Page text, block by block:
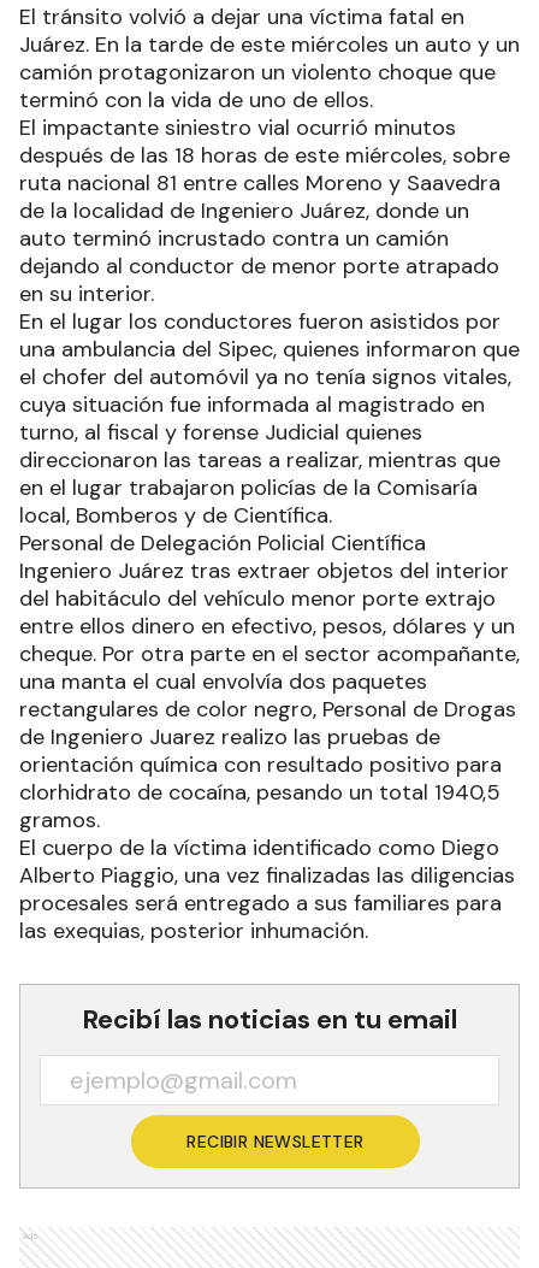
El tránsito volvió a dejar una víctima fatal en
Juárez. En la tarde de este miércoles un auto y un
camión protagonizaron un violento choque que
terminó con la vida de uno de ellos.
El impactante siniestro vial ocurrió minutos
después de las 18 horas de este miércoles, sobre
ruta nacional 81 entre calles Moreno y Saavedra
de la localidad de Ingeniero Juárez, donde un
auto terminó incrustado contra un camión
dejando al conductor de menor porte atrapado
en su interior.
En el lugar los conductores fueron asistidos por
una ambulancia del Sipec, quienes informaron que
el chofer del automóvil ya no tenía signos vitales,
cuya situación fue informada al magistrado en
turno, al fiscal y forense Judicial quienes
direccionaron las tareas a realizar, mientras que
en el lugar trabajaron policías de la Comisaría
local, Bomberos y de Científica.
Personal de Delegación Policial Científica
Ingeniero Juárez tras extraer objetos del interior
del habitáculo del vehículo menor porte extrajo
entre ellos dinero en efectivo, pesos, dólares y un
cheque. Por otra parte en el sector acompañante,
una manta el cual envolvía dos paquetes
rectangulares de color negro, Personal de Drogas
de Ingeniero Juarez realizo las pruebas de
orientación química con resultado positivo para
clorhidrato de cocaína, pesando un total 1940,5
gramos.
El cuerpo de la víctima identificado como Diego
Alberto Piaggio, una vez finalizadas las diligencias
procesales será entregado a sus familiares para
las exequias, posterior inhumación.
Recibí las noticias en tu email
RECIBIR NEWSLETTER
Ads